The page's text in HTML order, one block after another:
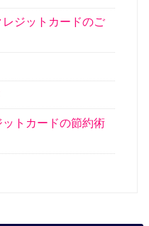
ジットカードのご
トカードの節約術